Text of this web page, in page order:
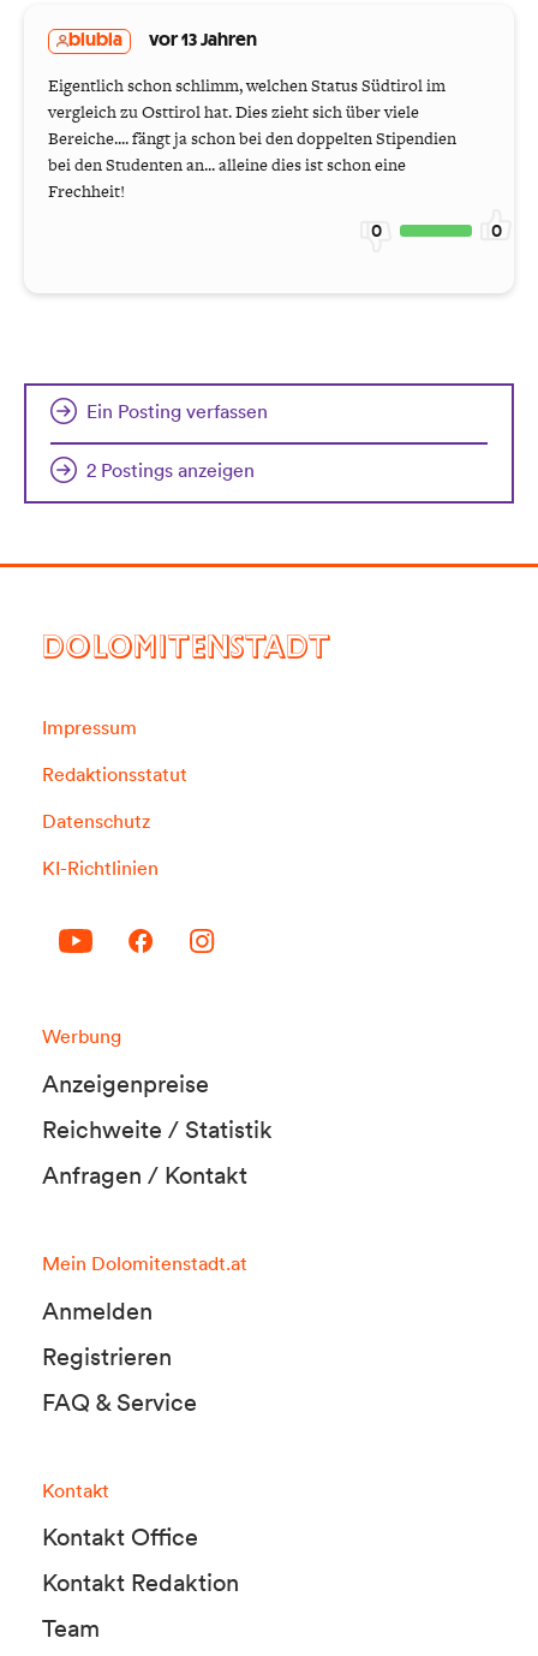
blubla vor 13 Jahren
Eigentlich schon schlimm, welchen Status Südtirol im
vergleich zu Osttirol hat. Dies zieht sich über viele
Bereiche.... fängt ja schon bei den doppelten Stipendien
bei den Studenten an... alleine dies ist schon eine
Frechheit!
0 0
Ein Posting verfassen
2 Postings anzeigen
DOLOMITENSTADT
Impressum
Redaktionsstatut
Datenschutz
KI-Richtlinien
Werbung
Anzeigenpreise
Reichweite / Statistik
Anfragen / Kontakt
Mein Dolomitenstadt.at
Anmelden
Registrieren
FAQ & Service
Kontakt
Kontakt Office
Kontakt Redaktion
Team